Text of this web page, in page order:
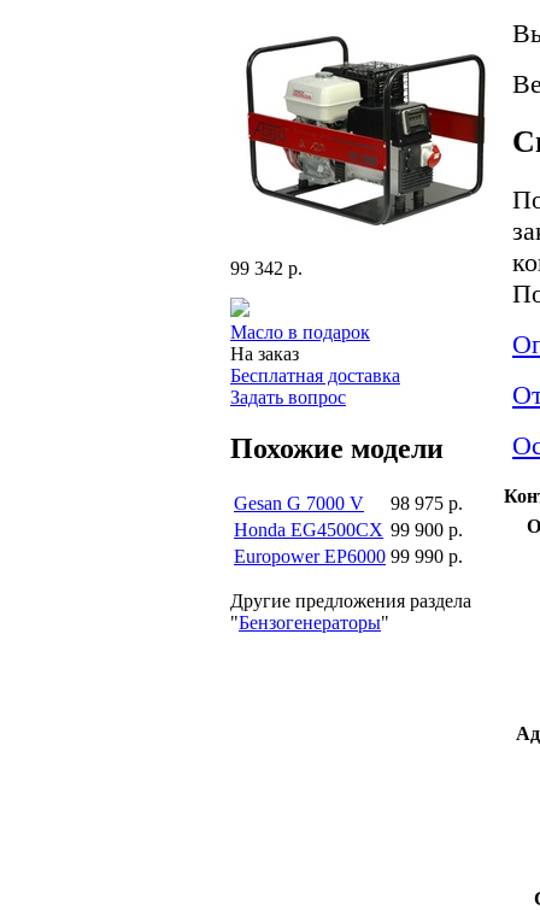
99 342 р.
Масло в подарок
На заказ
Бесплатная доставка
Задать вопрос
Похожие модели
Gesan G 7000 V
98 975 р.
Honda EG4500CX 99 900 р.
Europower EP6000 99 990 р.
Другие предложения раздела
"Бензогенераторы"